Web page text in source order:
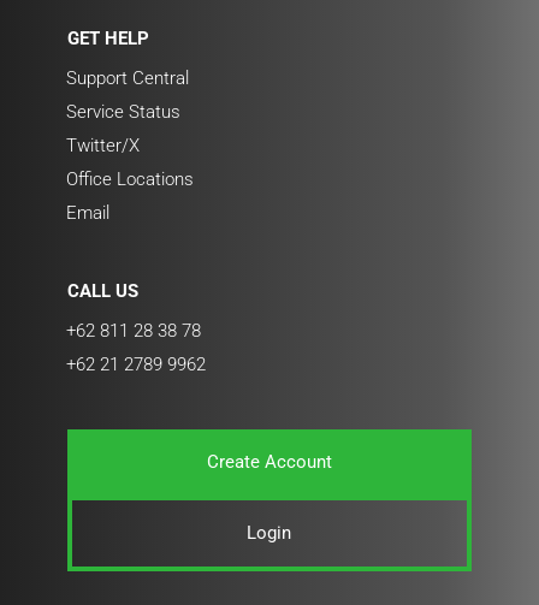
GET HELP
Support Central
Service Status
Twitter/X
Office Locations
Email
CALL US
+62 811 28 38 78
+62 21 2789 9962
Create Account
Login